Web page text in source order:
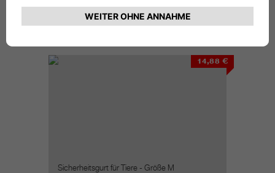
14,88 €
Sicherheitsgurt für Tiere - Größe M